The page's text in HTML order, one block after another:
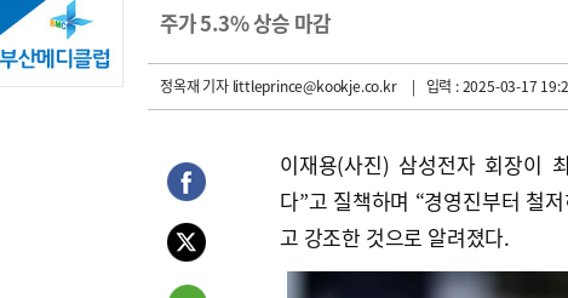
주가 5.3% 상승 마감
정옥재 기자littleprince@kookje.co.kr | 입력 : 2025-03-17
이재용(사진) 삼성전자 회장이
다”고 질책하며 “경영진부터 철
고 강조한 것으로 알려졌다.